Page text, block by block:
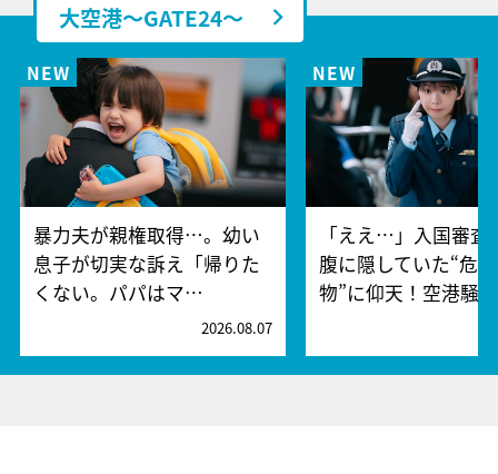
大空港～GATE24～
暴力夫が親権取得…。幼い
息子が切実な訴え「帰りた
くない。パパはマ…
2026.08.07
「ええ…」入国審査
腹に隠していた“危
物”に仰天！空港騒